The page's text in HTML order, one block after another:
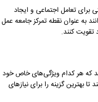
برای تعامل اجتماعی و ایجاد
به عنوان نقطه تمرکز جامعه عمل
کنند.
که هر کدام ویژگی‌های خاص خود
بهترین گزینه را برای نیازهای